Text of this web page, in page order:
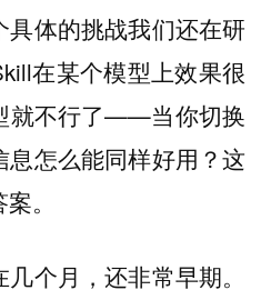
体的挑战我们还在研
在某个模型上效果很
就不行了——当你切换
怎么能同样好用？这
。
个月，还非常早期。